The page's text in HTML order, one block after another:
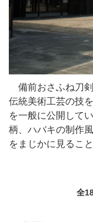
備前おさふね刀
伝統美術工芸の技
を一般に公開して
柄、ハバキの制作
をまじかに見るこ
全